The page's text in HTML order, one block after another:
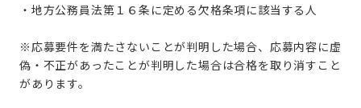
・地方公務員法第１６条に定める欠格条項に該当する人
※応募要件を満たさないことが判明した場合、応募内容に虚
偽・不正があったことが判明した場合は合格を取り消すこと
があります。